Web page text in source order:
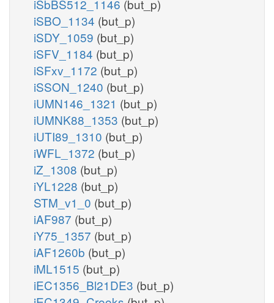
iSbBS512_1146 (but_p)
iSBO_1134 (but_p)
iSDY_1059 (but_p)
iSFV_1184 (but_p)
iSFxv_1172 (but_p)
iSSON_1240 (but_p)
iUMN146_1321 (but_p)
iUMNK88_1353 (but_p)
iUTI89_1310 (but_p)
iWFL_1372 (but_p)
iZ_1308 (but_p)
iYL1228 (but_p)
STM_v1_0 (but_p)
iAF987 (but_p)
iY75_1357 (but_p)
iAF1260b (but_p)
iML1515 (but_p)
iEC1356_Bl21DE3 (but_p)